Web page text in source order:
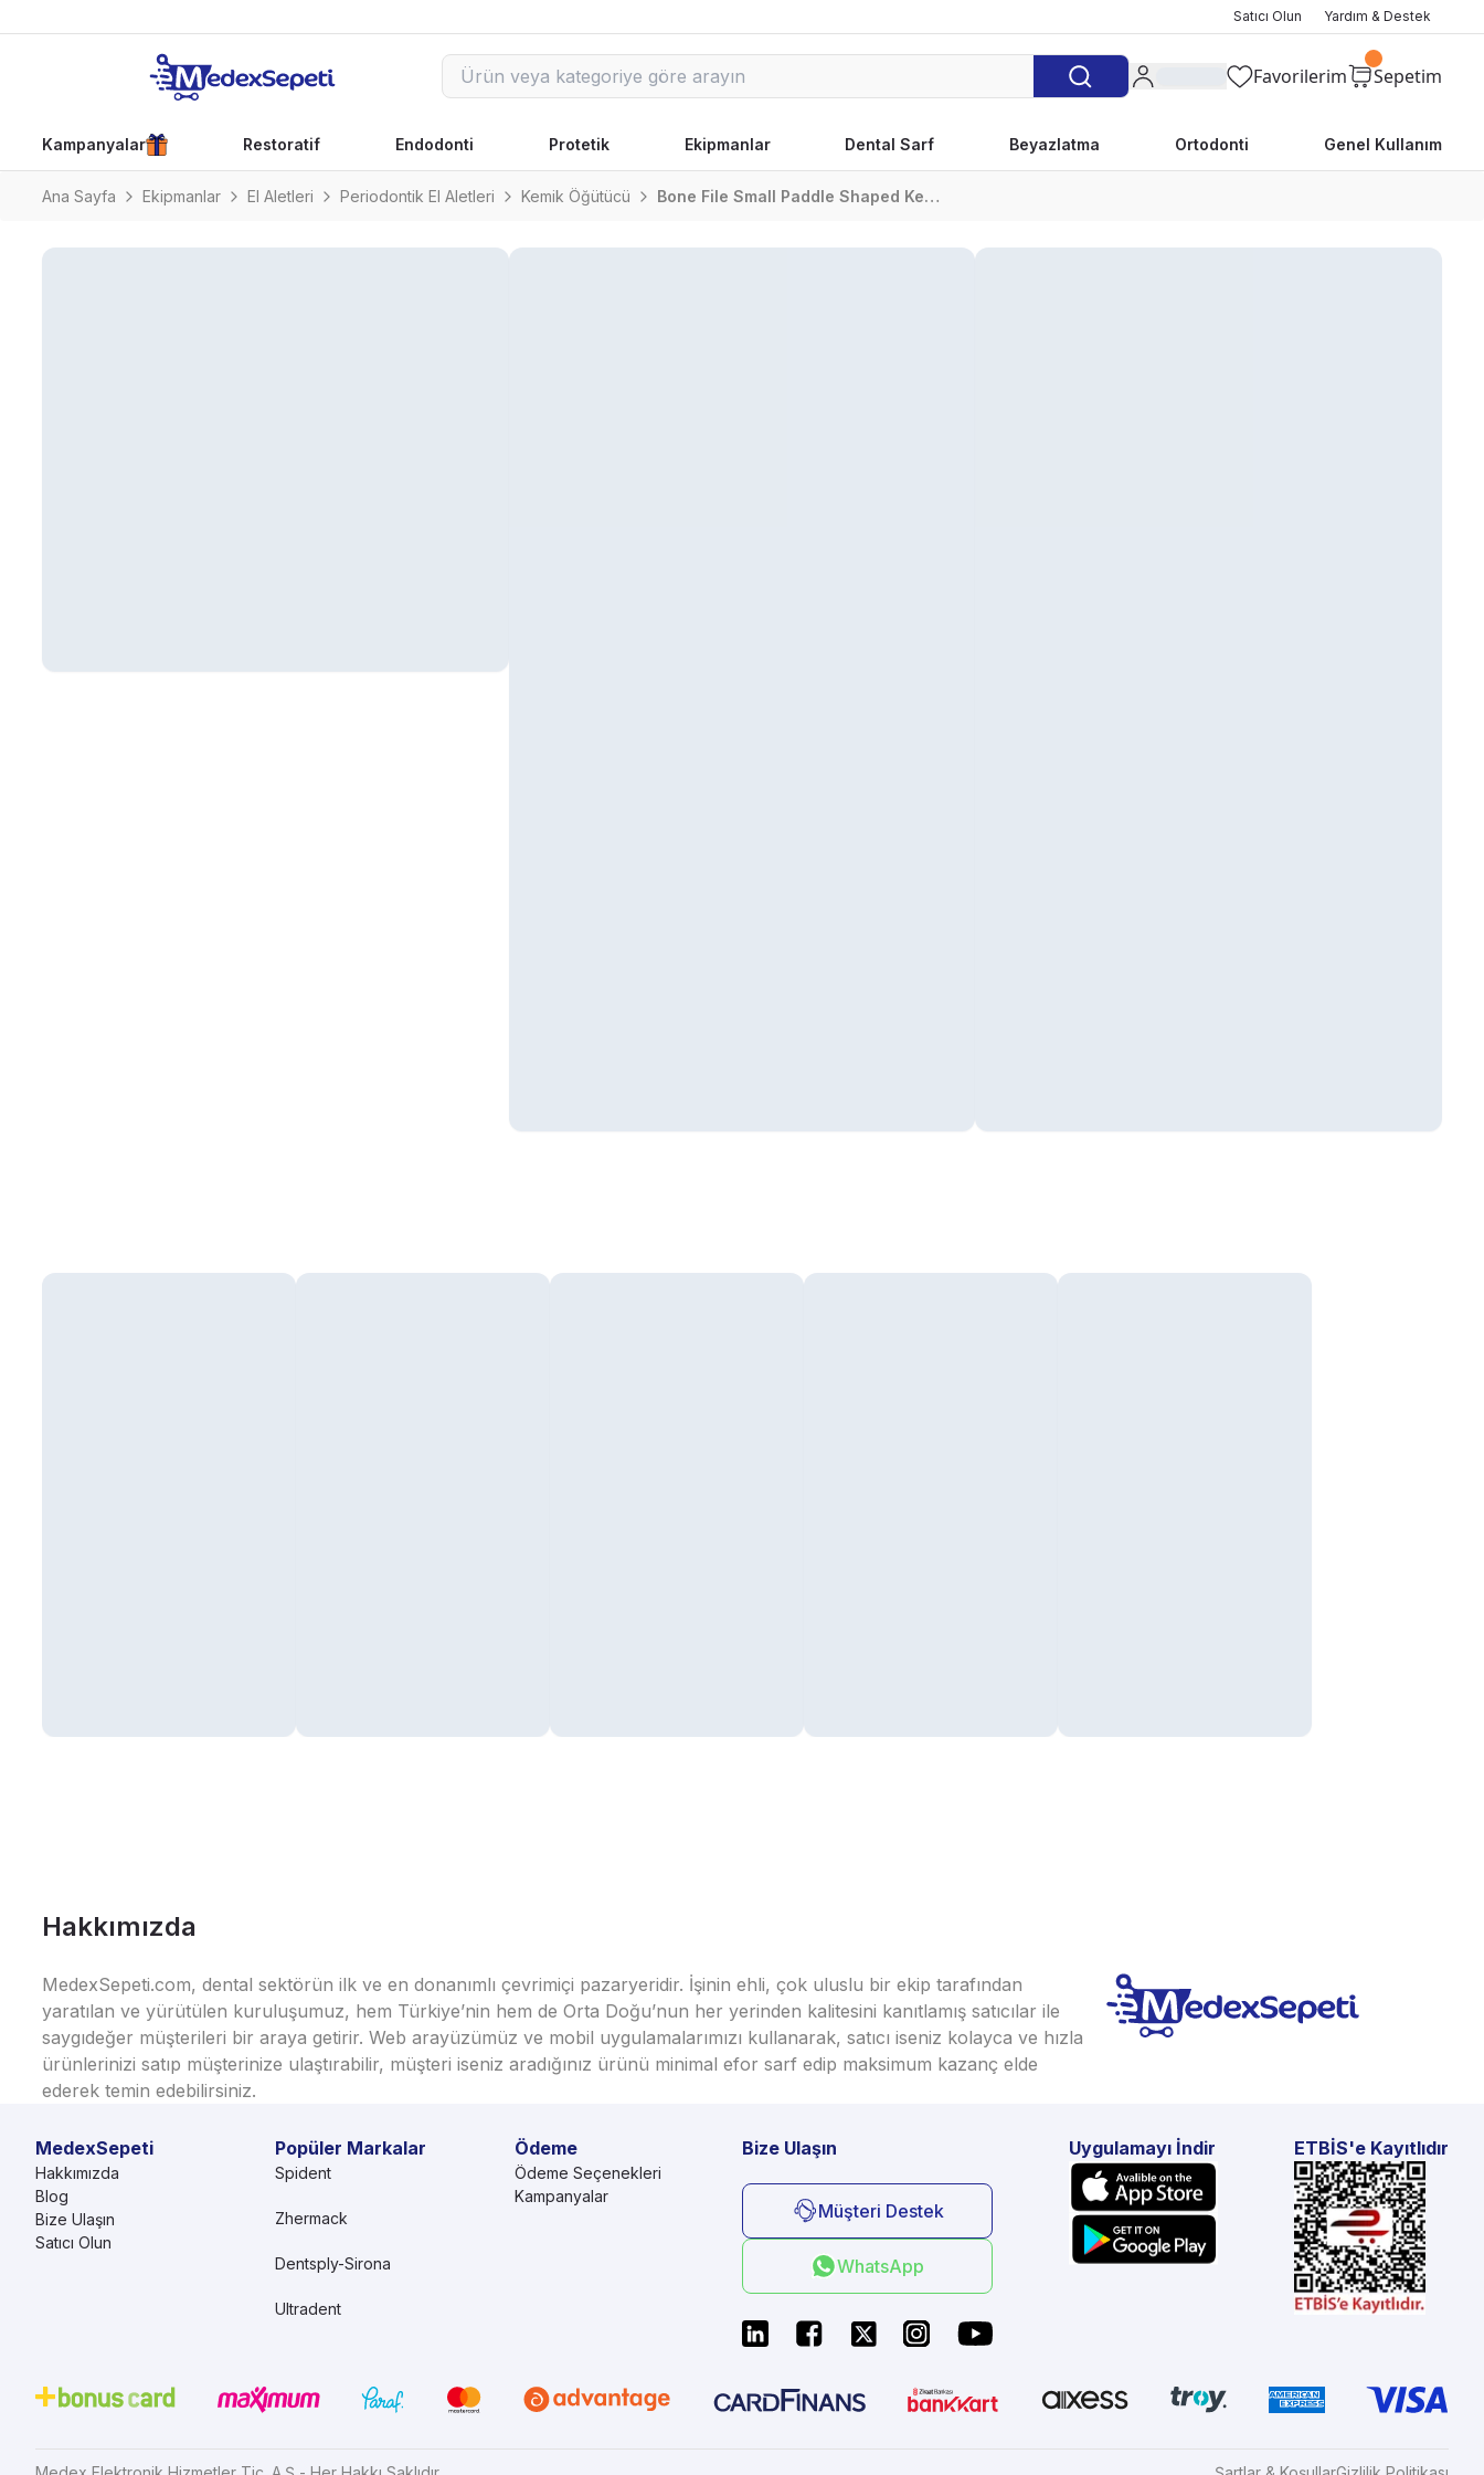
Satıcı Olun Yardım & Destek
Favorilerim Sepetim
Kampanyalar Restoratif Endodonti Protetik Ekipmanlar Dental Sarf Beyazlatma Ortodonti Genel Kullanım
Ana Sayfa Ekipmanlar El Aletleri Periodontik El Aletleri Kemik Öğütücü Bone File Small Paddle Shaped Kemik Öğütücü
Hakkımızda
MedexSepeti.com, dental sektörün ilk ve en donanımlı çevrimiçi pazaryeridir. İşinin ehli, çok uluslu bir ekip tarafından
yaratılan ve yürütülen kuruluşumuz, hem Türkiye’nin hem de Orta Doğu’nun her yerinden kalitesini kanıtlamış satıcılar ile
saygıdeğer müşterileri bir araya getirir. Web arayüzümüz ve mobil uygulamalarımızı kullanarak, satıcı iseniz kolayca ve hızla
ürünlerinizi satıp müşterinize ulaştırabilir, müşteri iseniz aradığınız ürünü minimal efor sarf edip maksimum kazanç elde
ederek temin edebilirsiniz.
MedexSepeti
Hakkımızda
Blog
Bize Ulaşın
Satıcı Olun
Ödeme
Ödeme Seçenekleri
Kampanyalar
Popüler Markalar
Spident
Zhermack
Dentsply-Sirona
Ultradent
Bize Ulaşın
Müşteri Destek
WhatsApp
Uygulamayı İndir ETBİS'e Kayıtlıdır